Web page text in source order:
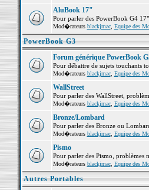
AluBook 17"
Pour parler des PowerBook G4
Mod�rateurs blackjmac, Equipe des
PowerBook G3
Forum générique PowerBook
Pour débattre de sujets touchants
Mod�rateurs blackjmac, Equipe des
WallStreet
Pour parler des WallStreet,
Mod�rateurs blackjmac, Equipe des
Bronze/Lombard
Pour parler des Bronze ou
Mod�rateurs blackjmac, Equipe des
Pismo
Pour parler des Pismo, problèmes
Mod�rateurs blackjmac, Equipe des
Autres Portables